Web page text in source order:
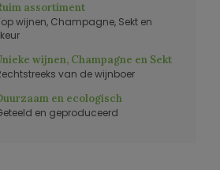
assortiment
wijnen, Champagne, Sekt en
wijnen, Champagne en Sekt
van de wijnboer
en ecologisch
en geproduceerd